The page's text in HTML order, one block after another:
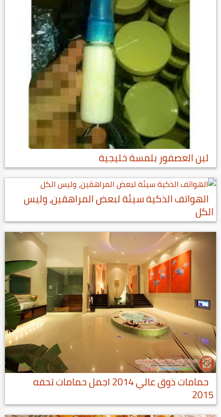
لبن العصفور بلمسة خليجية
الهواتف الذكية سيئة لبعض المراهقين، وليس
الكل
حمامات ذوق عالي 2014 اجمل حمامات تحفه
2015